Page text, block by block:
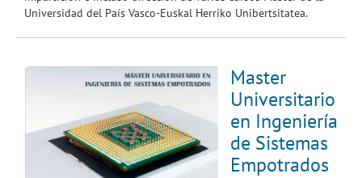
Universidad del País Vasco-Euskal Herriko Unibertsitatea.
Master
Universitario
en Ingeniería
de Sistemas
Empotrados